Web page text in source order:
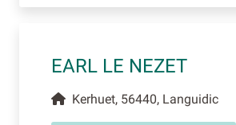
EARL LE NEZET
Kerhuet, 56440, Languidic